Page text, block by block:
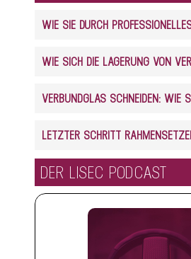
DER LISEC PODCAST